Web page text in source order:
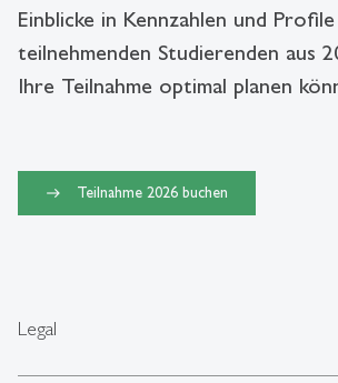
Einblicke in Kennzahlen und
teilnehmenden Studierenden aus
Ihre Teilnahme optimal planen
Teilnahme 2026 buchen
Legal